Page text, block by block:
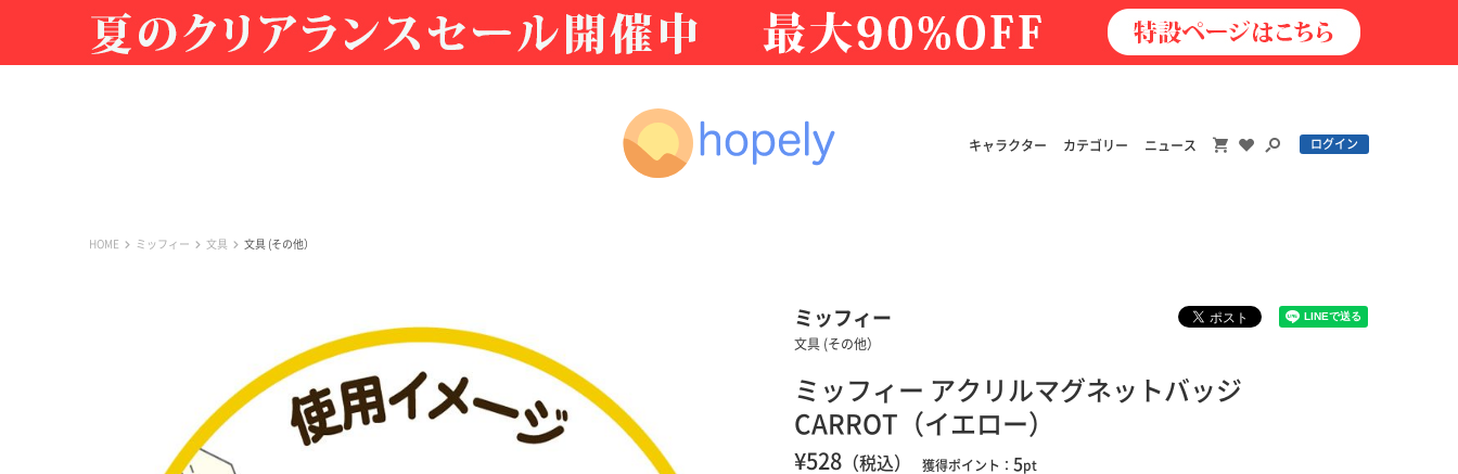
キャラクター カテゴリー ニュース ログイン
HOME ミッフィー 文具 文具 (その他）
ミッフィー
文具 (その他）
ミッフィー アクリルマグネットバッジ
CARROT（イエロー）
¥528 （税込） 獲得ポイント： 5pt